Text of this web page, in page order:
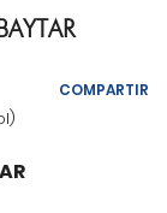
COMPARTIR